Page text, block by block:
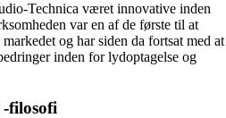
Technica været innovative inden
var en af ​​de første til at
og har siden da fortsat med at
inden for lydoptagelse og
filosofi